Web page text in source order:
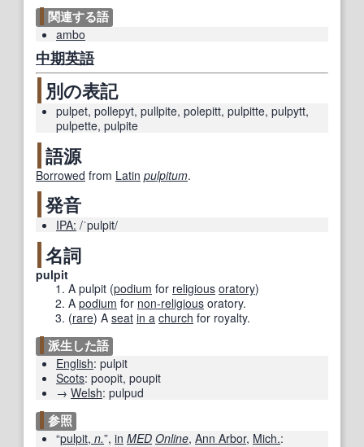
関連する語
ambo
中期英語
別の表記
pulpet, pollepyt, pullpite, polepitt, pulpitte, pulpytt,
pulpette, pulpite
語源
Borrowed from Latin pulpitum.
発音
IPA: /ˈpulpit/
名詞
pulpit
A pulpit (podium for religious oratory)
A podium for non-religious oratory.
(rare) A seat in a church for royalty.
派生した語
English: pulpit
Scots: poopit, poupit
→ Welsh: pulpud
参照
“pulpit, n.”, in MED Online, Ann Arbor, Mich.: